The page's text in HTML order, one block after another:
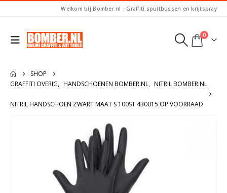
Welkom bij Bomber.nl - Graffiti spuitbussen en krijtspray
0
SHOP
GRAFFITI OVERIG, HANDSCHOENEN BOMBER.NL, NITRIL BOMBER.NL
NITRIL HANDSCHOEN ZWART MAAT S 100ST 430015 OP VOORRAAD